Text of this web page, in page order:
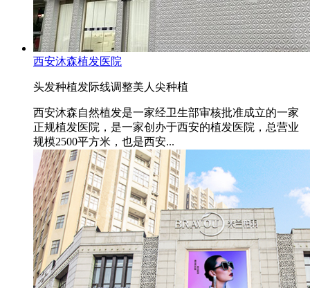
西安沐森植发医院
头发种植发际线调整美人尖种植
西安沐森自然植发是一家经卫生部审核批准成立的一家
正规植发医院，是一家创办于西安的植发医院，总营业
规模2500平方米，也是西安...